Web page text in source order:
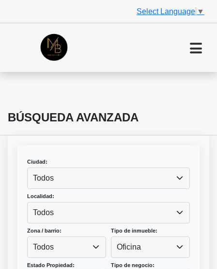
Select Language ▼
BÚSQUEDA AVANZADA
Ciudad:
Todos
Localidad:
Todos
Zona / barrio:
Todos
Tipo de inmueble:
Oficina
Estado Propiedad: Tipo de negocio: